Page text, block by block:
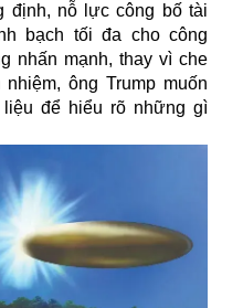
định, nỗ lực công bố tài
bạch tối đa cho công
nhấn mạnh, thay vì che
ông Trump muốn
để hiểu rõ những gì